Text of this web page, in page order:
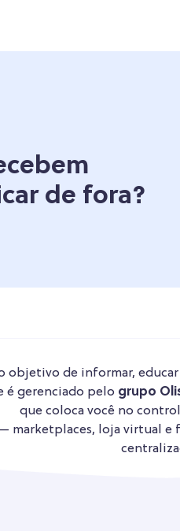
de fora?
objetivo de informar,
é gerenciado pelo grupo
que coloca você no
marketplaces, loja virtual